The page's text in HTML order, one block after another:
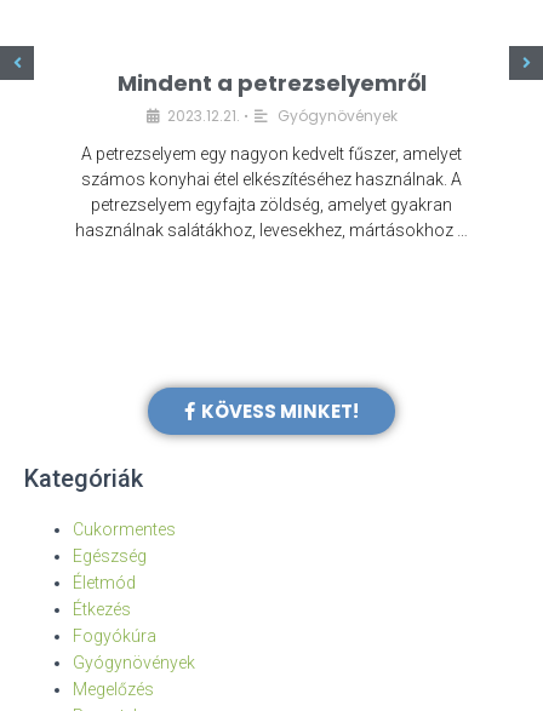
Mindent a petrezselyemről
2023.12.21. • Gyógynövények
A petrezselyem egy nagyon kedvelt fűszer, amelyet
számos konyhai étel elkészítéséhez használnak. A
petrezselyem egyfajta zöldség, amelyet gyakran
használnak salátákhoz, levesekhez, mártásokhoz …
KÖVESS MINKET!
Kategóriák
Cukormentes
Egészség
Életmód
Étkezés
Fogyókúra
Gyógynövények
Megelőzés